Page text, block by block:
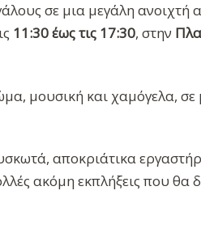
σε μια μεγάλη ανοιχτή
11:30 έως τις 17:30, στην
μουσική και χαμόγελα, σε
αποκριάτικα
ακόμη εκπλήξεις που θα